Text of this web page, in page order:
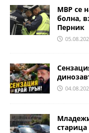
МВР се
болна,
Перник